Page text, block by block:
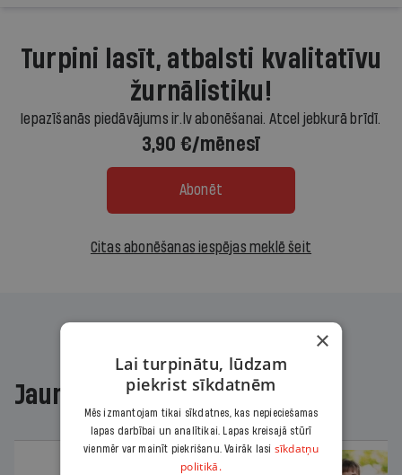
Turpini lasīt, atbalsti kvalitatīvu
žurnālistiku!
Iepazīšanās piedāvājums ir.lv abonēšanai. Atcel jebkurā brīdī.
3,90 €/mēnesī
Abonēt
Citas abonēšanas iespējas meklē šeit
Jaunākajā žurnālā
×
Lai turpinātu, lūdzam
piekrist sīkdatnēm
Mēs izmantojam tikai sīkdatnes, kas nepieciešamas
lapas darbībai un analītikai. Lapas kreisajā stūrī
vienmēr var mainīt piekrišanu. Vairāk lasi sīkdatņu
politikā.